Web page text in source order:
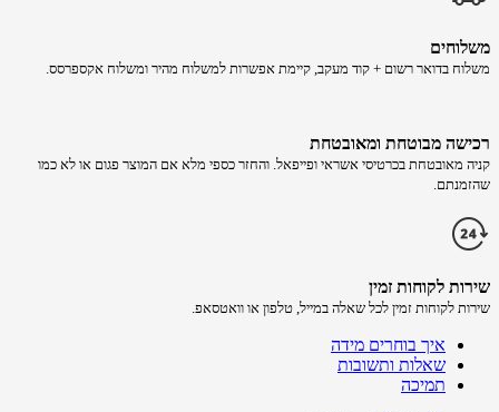
משלוחים
משלוח​ ב​דואר רשום + קוד מעקב​​, קיימת אפשרות למשלוח מהיר​ ומשלוח אקספרסס.
רכישה​ מבוטחת ​ומאובטחת
קניה מאובטחת בכרטיסי אשראי ופייפאל. והחזר כספי מלא אם המוצר פגום או לא כמו
שהזמנתם.
שירות לקוחות זמין
שירות לקוחות זמין לכל שאלה במייל, טלפון או וואטסאפ.
איך בוחרים מידה
שאלות ותשובות
תמיכה